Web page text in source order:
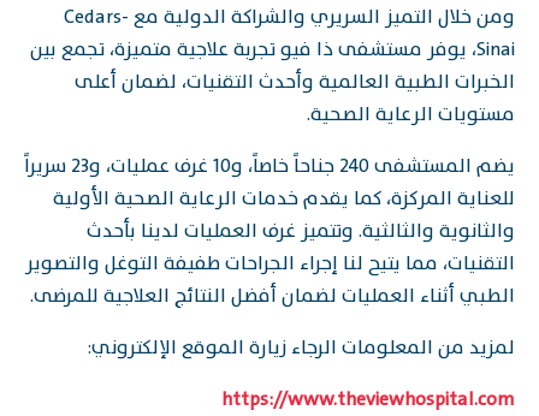
ومن خلال التميز السريري والشراكة الدولية مع Cedars-
Sinai، يوفر مستشفى ذا فيو تجربة علاجية متميزة، تجمع بين
الخبرات الطبية العالمية وأحدث التقنيات، لضمان أعلى
مستويات الرعاية الصحية.
يضم المستشفى 240 جناحاً خاصاً، و10 غرف عمليات، و23 سريراً
للعناية المركزة، كما يقدم خدمات الرعاية الصحية الأولية
والثانوية والثالثية. وتتميز غرف العمليات لدينا بأحدث
التقنيات، مما يتيح لنا إجراء الجراحات طفيفة التوغل والتصوير
الطبي أثناء العمليات لضمان أفضل النتائج العلاجية للمرضى.
لمزيد من المعلومات الرجاء زيارة الموقع الإلكتروني:
https://www.theviewhospital.com